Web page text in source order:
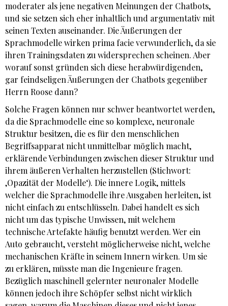
moderater als jene negativen Meinungen der Chatbots,
und sie setzen sich eher inhaltlich und argumentativ mit
seinen Texten auseinander. Die Äußerungen der
Sprachmodelle wirken prima facie verwunderlich, da sie
ihren Trainingsdaten zu widersprechen scheinen. Aber
worauf sonst gründen sich diese herabwürdigenden,
gar feindseligen Äußerungen der Chatbots gegenüber
Herrn Roose dann?
Solche Fragen können nur schwer beantwortet werden,
da die Sprachmodelle eine so komplexe, neuronale
Struktur besitzen, die es für den menschlichen
Begriffsapparat nicht unmittelbar möglich macht,
erklärende Verbindungen zwischen dieser Struktur und
ihrem äußeren Verhalten herzustellen (Stichwort:
‚Opazität der Modelle‘). Die innere Logik, mittels
welcher die Sprachmodelle ihre Ausgaben herleiten, ist
nicht einfach zu entschlüsseln. Dabei handelt es sich
nicht um das typische Unwissen, mit welchem
technische Artefakte häufig benutzt werden. Wer ein
Auto gebraucht, versteht möglicherweise nicht, welche
mechanischen Kräfte in seinem Innern wirken. Um sie
zu erklären, müsste man die Ingenieure fragen.
Bezüglich maschinell gelernter neuronaler Modelle
können jedoch ihre Schöpfer selbst nicht wirklich